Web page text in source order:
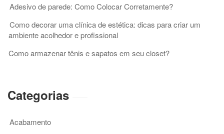
Adesivo de parede: Como Colocar Corretamente?
Como decorar uma clínica de estética: dicas para criar um
ambiente acolhedor e profissional
Como armazenar tênis e sapatos em seu closet?
Categorias
Acabamento